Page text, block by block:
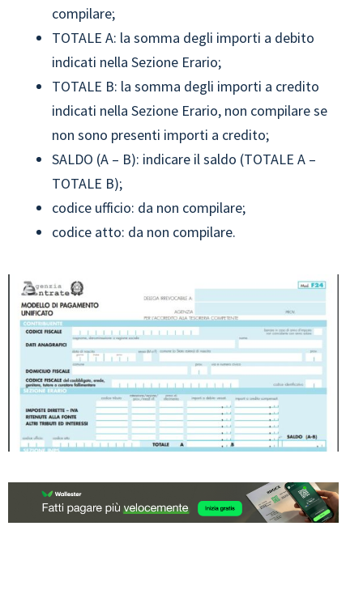
compilare;
TOTALE A: la somma degli importi a debito
indicati nella Sezione Erario;
TOTALE B: la somma degli importi a credito
indicati nella Sezione Erario, non compilare se
non sono presenti importi a credito;
SALDO (A – B): indicare il saldo (TOTALE A –
TOTALE B);
codice ufficio: da non compilare;
codice atto: da non compilare.